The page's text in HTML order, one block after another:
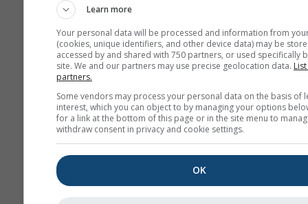
значень. Для понад
місяців доступні
агрегації.
необроблені дані
продажу. Будь ласка,
звертайтеся до нас
додатковою
(
Learn more
Your personal data will be processed and information from
(cookies, unique identifiers, and other device data) may be
accessed by and shared with 750 partners, or used specifically
site. We and our partners may use precise geolocation data.
partners.
Some vendors may process your personal data on the basis of
interest, which you can object to by managing your options
for a link at the bottom of this page or in the site menu to
withdraw consent in privacy and cookie settings.
OK